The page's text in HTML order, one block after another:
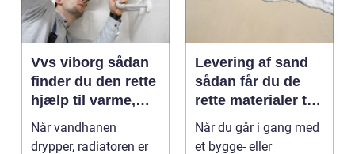
Vvs viborg sådan
finder du den rette
hjælp til varme,
vand og bad
Når vandhanen
drypper, radiatoren er
Levering af sand
sådan får du de
rette materialer til
dit projekt
Når du går i gang med
et bygge- eller